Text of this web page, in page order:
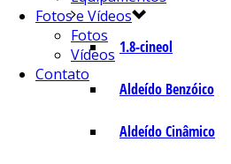
1.8-cineol
Aldeído Benzóico
Aldeído Cinâmico
Fotos e Vídeos
Fotos
Vídeos
Contato